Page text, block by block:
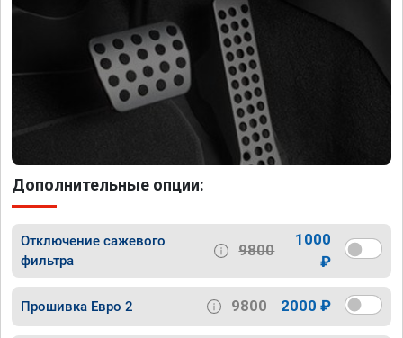
Дополнительные опции:
Отключение сажевого
фильтра
9800
1000
₽
Прошивка Евро 2 9800 2000 ₽